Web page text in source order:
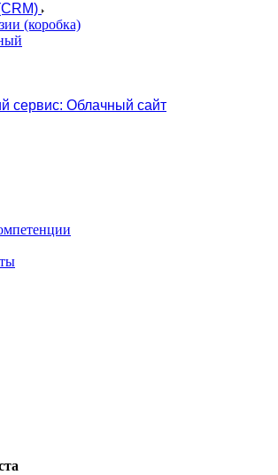
(коробка)
сервис: Облачный сайт